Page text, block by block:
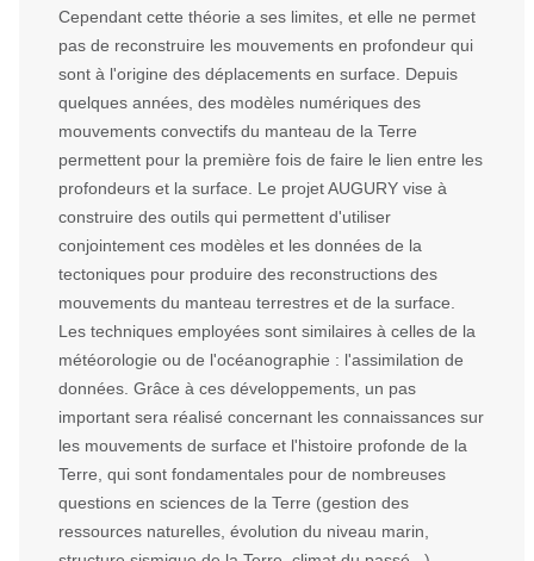
Cependant cette théorie a ses limites, et elle ne permet
pas de reconstruire les mouvements en profondeur qui
sont à l'origine des déplacements en surface. Depuis
quelques années, des modèles numériques des
mouvements convectifs du manteau de la Terre
permettent pour la première fois de faire le lien entre les
profondeurs et la surface. Le projet AUGURY vise à
construire des outils qui permettent d'utiliser
conjointement ces modèles et les données de la
tectoniques pour produire des reconstructions des
mouvements du manteau terrestres et de la surface.
Les techniques employées sont similaires à celles de la
météorologie ou de l'océanographie : l'assimilation de
données. Grâce à ces développements, un pas
important sera réalisé concernant les connaissances sur
les mouvements de surface et l'histoire profonde de la
Terre, qui sont fondamentales pour de nombreuses
questions en sciences de la Terre (gestion des
ressources naturelles, évolution du niveau marin,